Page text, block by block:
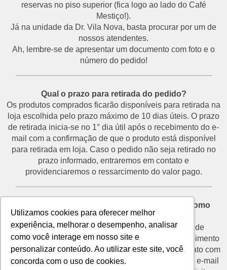
Utilizamos cookies para oferecer melhor
experiência, melhorar o desempenho, analisar
como você interage em nosso site e
personalizar conteúdo. Ao utilizar este site, você
concorda com o uso de cookies.
reservas no piso superior (fica logo ao lado do Café
Mestiço!).
Já na unidade da Dr. Vila Nova, basta procurar por um de
nossos atendentes.
Ah, lembre-se de apresentar um documento com foto e o
número do pedido!
Qual o prazo para retirada do pedido?
Os produtos comprados ficarão disponíveis para retirada na
loja escolhida pelo prazo máximo de 10 dias úteis. O prazo
de retirada inicia-se no 1° dia útil após o recebimento do e-
mail com a confirmação de que o produto está disponível
para retirada em loja. Caso o pedido não seja retirado no
prazo informado, entraremos em contato e
providenciaremos o ressarcimento do valor pago.
Desisti do pedido e não vou retirá-lo na loja. Como
proceder?
O prazo para devolução de produtos por motivo de
desistência é de até 7 dias corridos a partir do recebimento
do e-mail de confirmação de retirada. Entre em contato com
o nosso SAC através do telefone (11) 3292-2660 ou e-mail